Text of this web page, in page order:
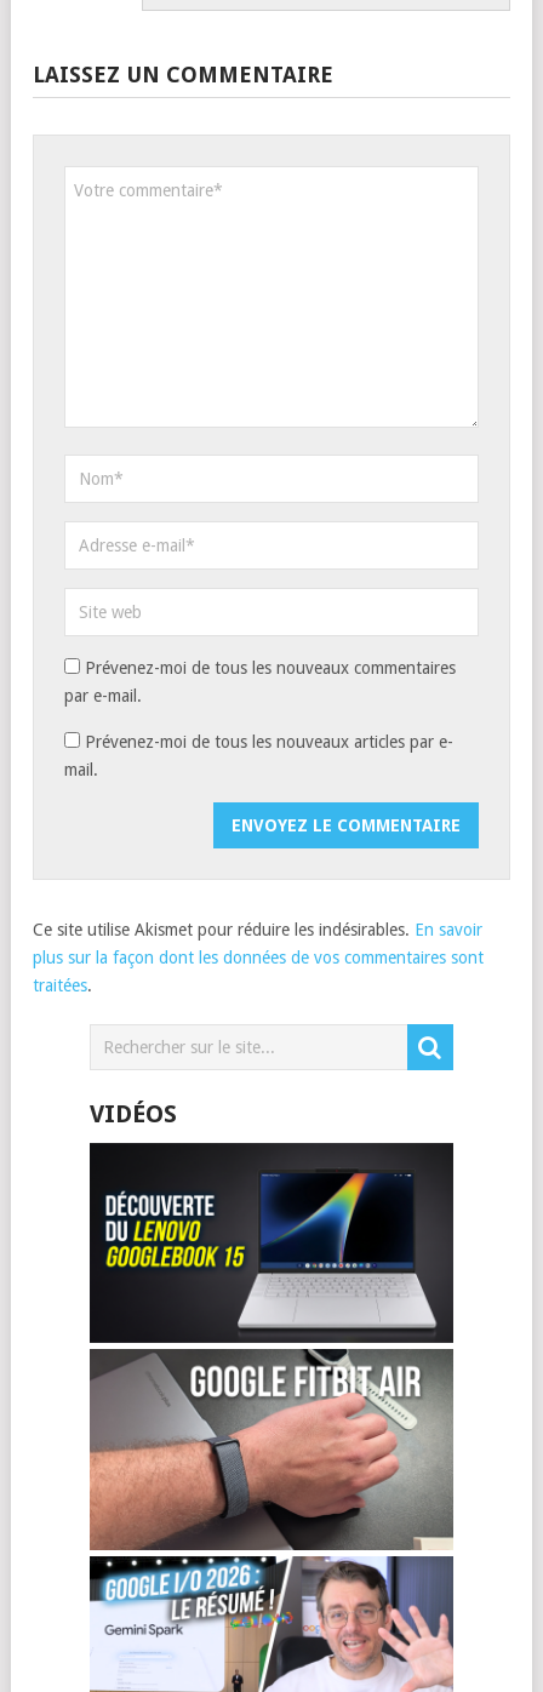
LAISSEZ UN COMMENTAIRE
Prévenez-moi de tous les nouveaux commentaires
par e-mail.
Prévenez-moi de tous les nouveaux articles par e-
mail.
Ce site utilise Akismet pour réduire les indésirables. En savoir
plus sur la façon dont les données de vos commentaires sont
traitées.
VIDÉOS